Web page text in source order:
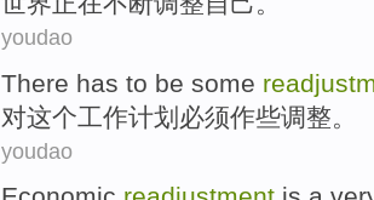
youdao
There has to be some
对这个工作计划 必须作些调整 。
youdao